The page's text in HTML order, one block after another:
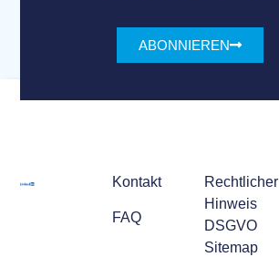
ABONNIEREN
Kontakt
FAQ
Rechtlicher
Hinweis
DSGVO
Sitemap